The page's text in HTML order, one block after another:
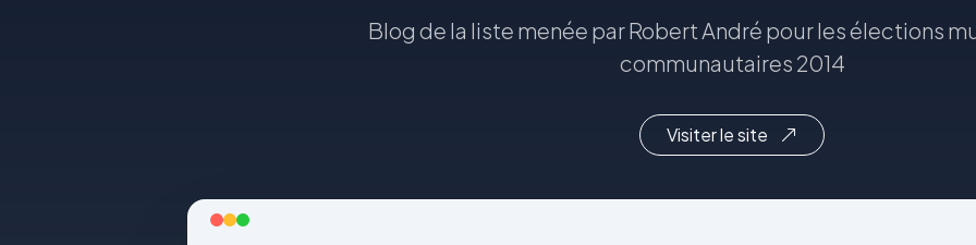
Blog de la liste menée par Robert André pour les élections
communautaires 2014
Visiter le site